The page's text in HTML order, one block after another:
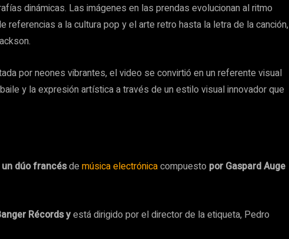
dinámicas. Las imágenes en las prendas evolucionan al ritmo
referencias a la cultura pop y el arte retro hasta la letra de la canción,
por neones vibrantes, el video se convirtió en un referente visual
y la expresión artística a través de un estilo visual innovador que
dúo francésde música electrónicacompuesto por Gaspard Auge
Récords yestá dirigido por el director de la etiqueta, Pedro